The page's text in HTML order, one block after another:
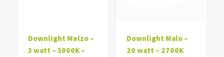
Downlight Melzo –
3 watt – 3000K –
Downlight Malo –
20 watt – 2700K